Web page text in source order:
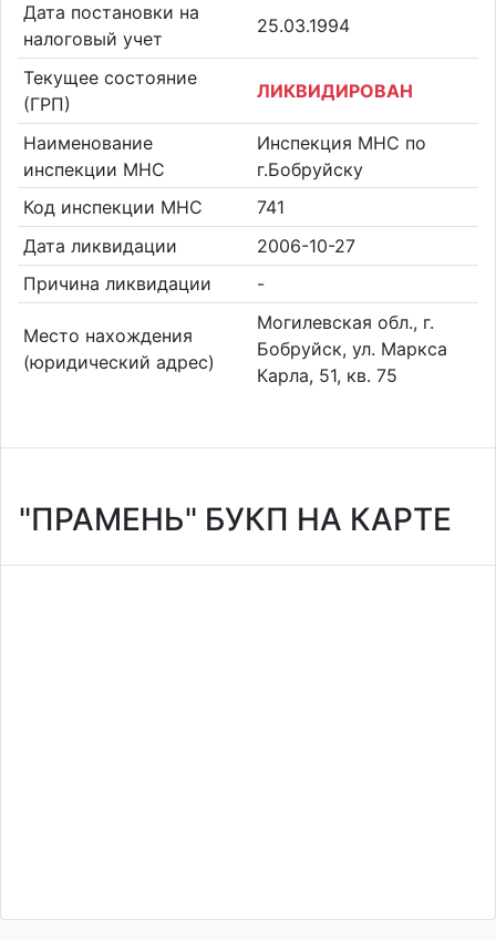
Дата постановки на
налоговый учет
25.03.1994
Текущее состояние
(ГРП)
ЛИКВИДИРОВАН
Наименование
инспекции МНС
Инспекция МНС по
г.Бобруйску
Код инспекции МНС
741
Дата ликвидации
2006-10-27
Причина ликвидации
-
Место нахождения
(юридический адрес)
Могилевская обл., г.
Бобруйск, ул. Маркса
Карла, 51, кв. 75
"ПРАМЕНЬ" БУКП НА КАРТЕ